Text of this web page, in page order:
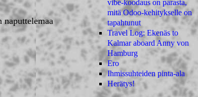
vibe-koodaus on parasta,
mitä Odoo-kehitykselle on
tapahtunut
Travel Log: Ekenäs to
Kalmar aboard Anny von
Hamburg
Ero
Ihmissuhteiden pinta-ala
Herätys!